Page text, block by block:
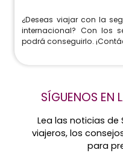
¿Deseas viajar con la
internacional? Con los
podrá conseguirlo.
SÍGUENOS EN
Lea las noticias de
viajeros, los
para